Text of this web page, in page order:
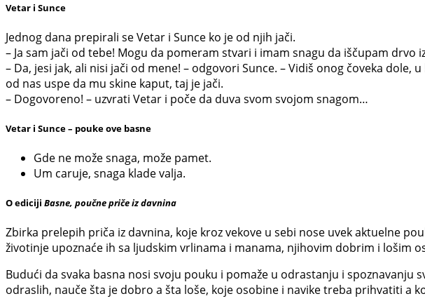
Vetar i Sunce
Jednog dana prepirali se Vetar i Sunce ko je od njih jači.
– Ja sam jači od tebe! Mogu da pomeram stvari i imam snagu da iščupam drvo
– Da, jesi jak, ali nisi jači od mene! – odgovori Sunce. – Vidiš onog čoveka
od nas uspe da mu skine kaput, taj je jači.
– Dogovoreno! – uzvrati Vetar i poče da duva svom svojom snagom…
Vetar i Sunce – pouke ove basne
Gde ne može snaga, može pamet.
Um caruje, snaga klade valja.
O ediciji Basne, poučne priče iz davnina
Zbirka prelepih priča iz davnina, koje kroz vekove u sebi nose uvek aktuelne
životinje upoznaće ih sa ljudskim vrlinama i manama, njihovim dobrim i lošim
Budući da svaka basna nosi svoju pouku i pomaže u odrastanju i
odraslih, nauče šta je dobro a šta loše, koje osobine i navike treba prihvatiti a